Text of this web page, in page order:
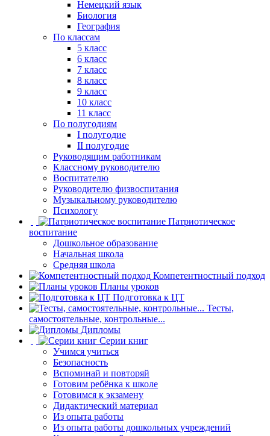
Немецкий язык
Биология
География
По классам
5 класс
6 класс
7 класс
8 класс
9 класс
10 класс
11 класс
По полугодиям
I полугодие
II полугодие
Руководящим работникам
Классному руководителю
Воспитателю
Руководителю физвоспитания
Музыкальному руководителю
Психологу
Патриотическое
воспитание
Дошкольное образование
Начальная школа
Средняя школа
Компетентностный подход
Планы уроков
Подготовка к ЦТ
Тесты,
самостоятельные, контрольные...
Дипломы
Серии книг
Учимся учиться
Безопасность
Вспоминай и повторяй
Готовим ребёнка к школе
Готовимся к экзамену
Дидактический материал
Из опыта работы
Из опыта работы дошкольных учреждений